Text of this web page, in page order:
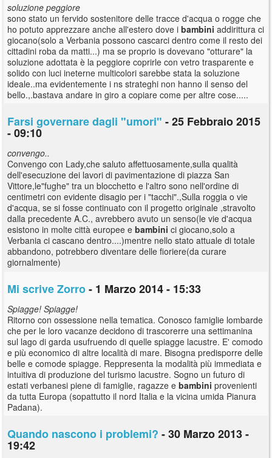
soluzione peggiore
sono stato un fervido sostenitore delle tracce d'acqua o rogge che
ho potuto apprezzare anche all'estero dove i bambini addirittura ci
giocano(solo a Verbania possono cascarci dentro come il resto dei
cittadini roba da matti...) ma se proprio is dovevano "otturare" la
soluzione adottata è la peggiore coprirle con vetro trasparente e
solido con luci ineterne multicolori sarebbe stata la soluzione
ideale..ma evidentemente i ns strateghi non hanno il senso del
bello.,.bastava andare in giro a copiare come per altre cose.....
Farsi governare dagli "umori" - 25 Febbraio 2015
- 09:10
convengo..
Convengo con Lady,che saluto affettuosamente,sulla qualità
dell'esecuzione dei lavori di pavimentazione di piazza San
Vittore,le"fughe" tra un blocchetto e l'altro sono nell'ordine di
centimetri con evidente disagio per i "tacchi".,Sulla roggia o vie
d'acqua, se si fosse continuato con il progetto originale ,stravolto
dalla precedente A.C., avrebbero avuto un senso(le vie d'acqua
esistono in molte città europee e bambini ci giocano,solo a
Verbania ci cascano dentro....)mentre nello stato attuale di totale
abbandono, potrebbero diventare delle fioriere(da curare
giornalmente)
Mi scrive Zorro- 1 Marzo 2014 - 15:33
Spiagge! Spiagge!
Ritorno con ossessione nella tematica. Conosco famiglie lombarde
che per le loro vacanze decidono di trascorerre una settimanina
sul lago di garda usufruendo di quelle spiagge lacustre. E' comodo
e più economico di altre località di mare. Bisogna predisporre delle
belle e comode spiagge. Reppresenta la modalità più immediata e
intuitiva di produzione del turismo lacustre. Sogno un futuro di
estati verbanesi piene di famiglie, ragazze e bambini provenienti
da tutta Europa (sopattutto il nord Italia e la vicina umida Pianura
Padana).
Quando nascono i problemi? - 30 Marzo 2013 -
19:42